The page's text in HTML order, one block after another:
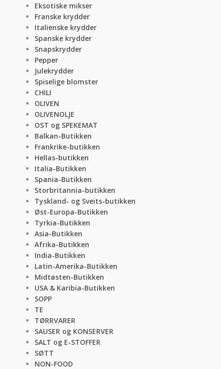
Eksotiske mikser
Franske krydder
Italienske krydder
Spanske krydder
Snapskrydder
Pepper
Julekrydder
Spiselige blomster
CHILI
OLIVEN
OLIVENOLJE
OST og SPEKEMAT
Balkan-Butikken
Frankrike-butikken
Hellas-butikken
Italia-Butikken
Spania-Butikken
Storbritannia-butikken
Tyskland- og Sveits-butikken
Øst-Europa-Butikken
Tyrkia-Butikken
Asia-Butikken
Afrika-Butikken
India-Butikken
Latin-Amerika-Butikken
Midtøsten-Butikken
USA & Karibia-Butikken
SOPP
TE
TØRRVARER
SAUSER og KONSERVER
SALT og E-STOFFER
SØTT
NON-FOOD